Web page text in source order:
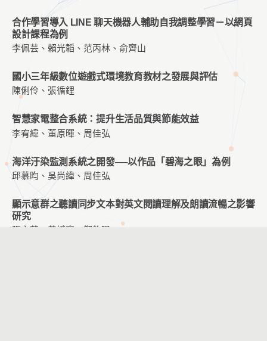
合作學習導入 LINE 聊天機器人輔助自我調整學習－以網頁
設計課程為例
李佩芸、賴光韜、范丙林、俞齊山
國小三年級數位遊戲式環境教育教材之發展與評估
陳俐伶、張循鋰
智慧家電整合系統：提升生活品質與節能效益
李宥緯、董原暉、周佳弘
海洋汙染監測系統之開發──以作品「碧海之眼」為例
邱慕昀、吳尚緯、周佳弘
顯示意群之聽讀同步文本對英文閱讀理解及朗讀流暢之影響
研究
張玄菩、黃斌亮、鄭鈞陽